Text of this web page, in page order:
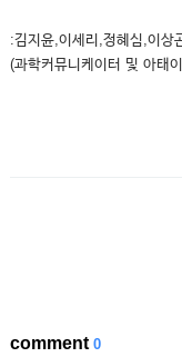
:김지윤,이세리,정혜심,이상
(과학커뮤니케이터 및 아태
comment0